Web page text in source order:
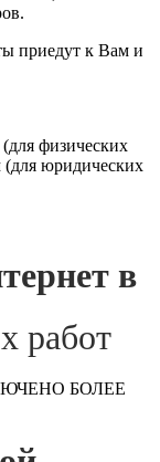
приедут к Вам и
физических
(для юридических
в
работ
БОЛЕЕ